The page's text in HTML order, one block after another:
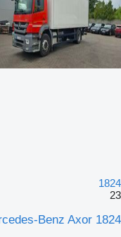
1824
23
Benz Axor 1824